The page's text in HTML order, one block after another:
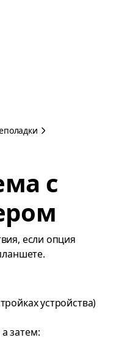
с
если опция
устройства)
затем: